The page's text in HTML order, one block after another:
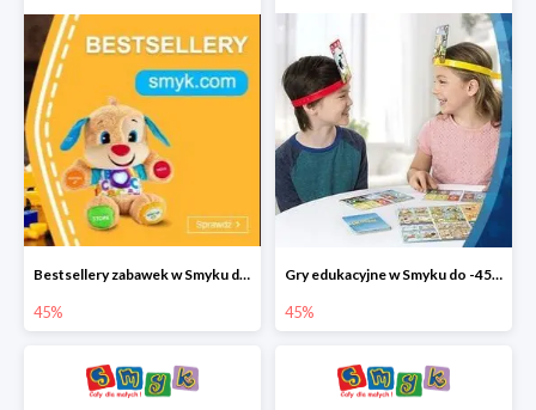
Bestsellery zabawek w Smyku do -45%
45%
Gry edukacyjne w Smyku do -45%
45%